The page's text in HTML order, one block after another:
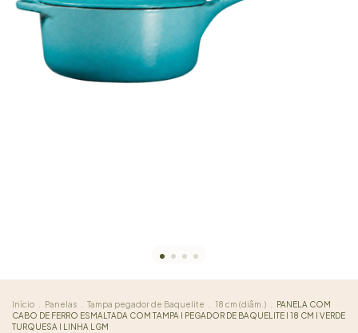
Início Panelas Tampa pegador de Baquelite 18 cm (diâm.)
PANELA COM
CABO DE FERRO ESMALTADA COM TAMPA I PEGADOR DE BAQUELITE I 18 CM I VERDE
TURQUESA I LINHA LGM